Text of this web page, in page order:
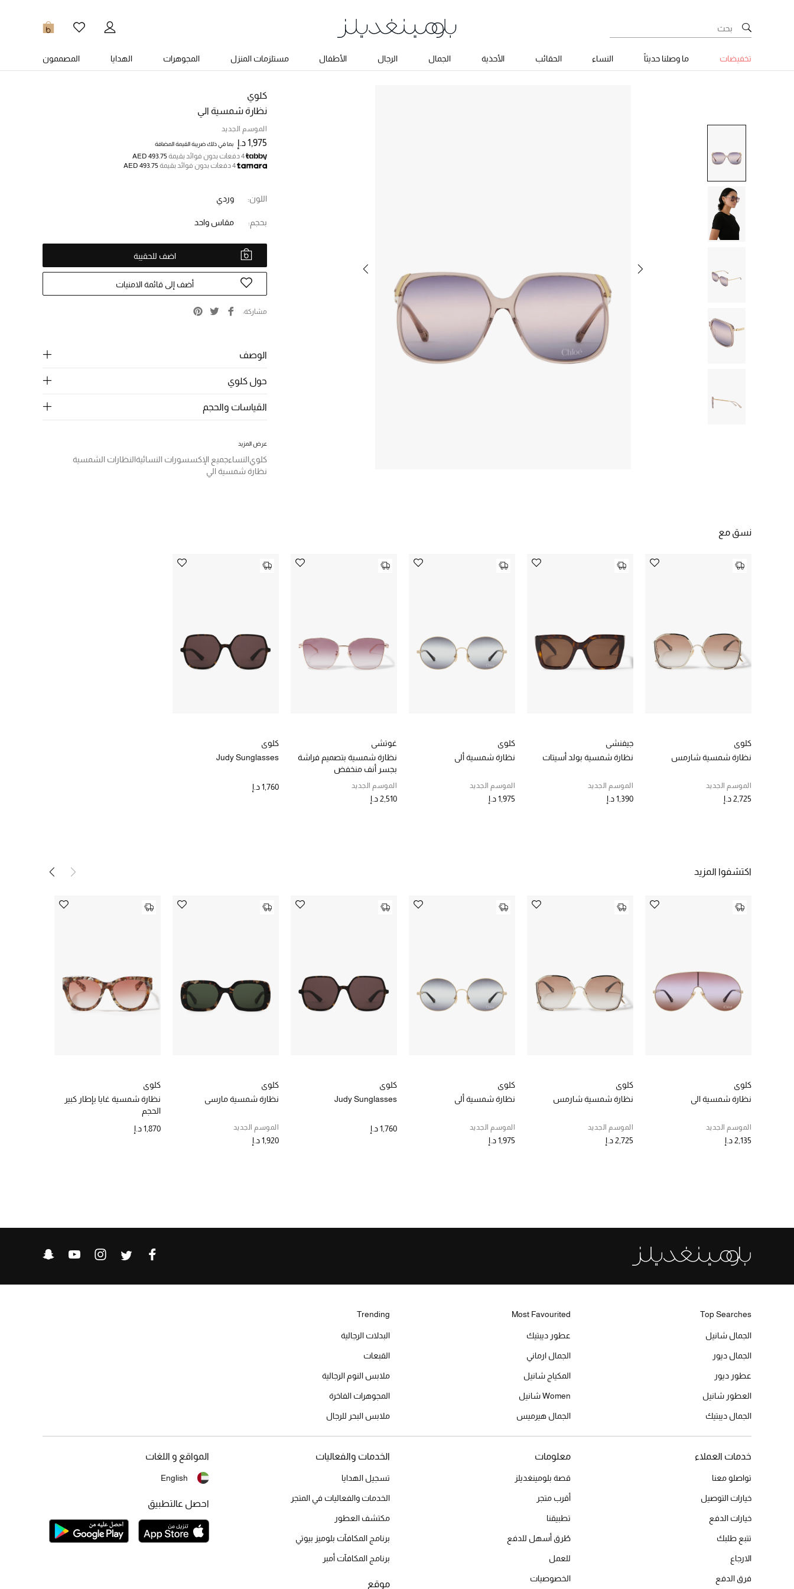
0
تخفيضات ما وصلنا حديثاً النساء الحقائب الأحذية الجمال الرجال الأطفال مستلزمات المنزل المجوهرات الهدايا المصممون
كلوي
نظارة شمسية الي
الموسم الجديد
1,975 د.إ بما في ذلك ضريبة القيمة المضافة
4 دفعات بدون فوائد بقيمة
AED 493.75
4 دفعات بدون فوائد بقيمة
AED 493.75
اللون: وردي
بحجم: مقاس واحد
اضف للحقيبة
أضف إلى قائمة الامنيات
مشاركة
الوصف
حول كلوي
القياسات والحجم
عرض المزيد
كلويالنساءجميع الإكسسورات النسائيةالنظارات الشمسية
نظارة شمسية الي
نسق مع
كلوي
نظارة شمسية شارمس
الموسم الجديد
2,725 د.إ
جيفنشي
نظارة شمسية بولد أسيتات
الموسم الجديد
1,390 د.إ
كلوي
نظارة شمسية ألي
الموسم الجديد
1,975 د.إ
غوتشي
نظارة شمسية بتصميم فراشة
بجسر أنف منخفض
الموسم الجديد
2,510 د.إ
كلوي
Judy Sunglasses
1,760 د.إ
اكتشفوا المزيد
كلوي
نظارة شمسية الي
الموسم الجديد
2,135 د.إ
كلوي
نظارة شمسية شارمس
الموسم الجديد
2,725 د.إ
كلوي
نظارة شمسية ألي
الموسم الجديد
1,975 د.إ
كلوي
Judy Sunglasses
1,760 د.إ
كلوي
نظارة شمسية مارسي
الموسم الجديد
1,920 د.إ
كلوي
نظارة شمسية غايا بإطار كبير
الحجم
1,870 د.إ
Top Searches
الجمال شانيل
الجمال ديور
عطور ديور
العطور شانيل
الجمال ديبتيك
Most Favourited
عطور ديبتيك
الجمال ارماني
المكياج شانيل
Women شانيل
الجمال هيرميس
Trending
البدلات الرجالية
القبعات
ملابس النوم الرجالية
المجوهرات الفاخرة
ملابس البحر للرجال
خدمات العملاء
تواصلو معنا
خيارات التوصيل
خيارات الدفع
تتبع طلبك
الارجاع
فرق الدفع
معلومات
قصة بلومينغديلز
أقرب متجر
تطبيقنا
طُرق أسهل للدفع
للعمل
الخصوصيات
الخدمات والفعاليات
تسجيل الهدايا
الخدمات والفعاليات في المتجر
مكتشف العطور
برنامج المكافآت بلوميز بيوتي
برنامج المكافآت أمبر
موقع
المواقع و اللغات
English
احصل عالتطبيق